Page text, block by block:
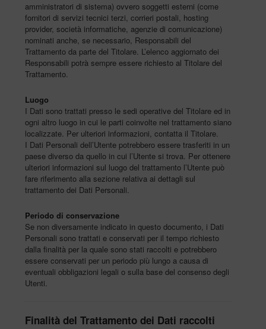
amministratori di sistema) ovvero soggetti esterni (come
fornitori di servizi tecnici terzi, corrieri postali, hosting
provider, società informatiche, agenzie di comunicazione)
nominati anche, se necessario, Responsabili del
Trattamento da parte del Titolare. L’elenco aggiornato dei
Responsabili potrà sempre essere richiesto al Titolare del
Trattamento.
Luogo
I Dati sono trattati presso le sedi operative del Titolare ed in
ogni altro luogo in cui le parti coinvolte nel trattamento siano
localizzate. Per ulteriori informazioni, contatta il Titolare.
I Dati Personali dell’Utente potrebbero essere trasferiti in un
paese diverso da quello in cui l’Utente si trova. Per ottenere
ulteriori informazioni sul luogo del trattamento l’Utente può
fare riferimento alla sezione relativa ai dettagli sul
trattamento dei Dati Personali.
Periodo di conservazione
Se non diversamente indicato in questo documento, i Dati
Personali sono trattati e conservati per il tempo richiesto
dalla finalità per la quale sono stati raccolti e potrebbero
essere conservati per un periodo più lungo a causa di
eventuali obbligazioni legali o sulla base del consenso degli
Utenti.
Finalità del Trattamento dei Dati raccolti